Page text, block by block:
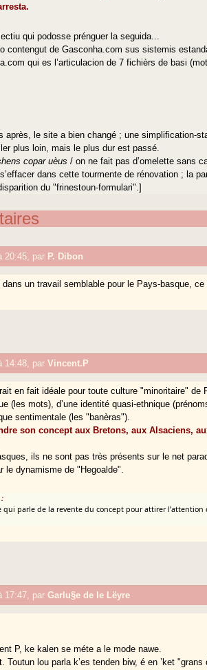
qui podosse prénguer la seguida...
contengut de Gasconha.com sus sistemis
qui es l’articulacion de 7 fichièrs de basi
après, le site a bien changé ; une simplification-
plus loin, mais le plus dur est passé.
copar uèus / on ne fait pas d’omelette sans
dans cette tourmente de rénovation ; la
du "frinestoun-formulari".]
20:45 par P. Dibon
dans un travail semblable pour le Pays-basque,
14:48 parVincent.P
en fait idéale pour toute culture "minoritaire" de
(les mots), d’une identité quasi-ethnique
sentimentale (les "banèras").
son concept aux Bretons, aux Alsaciens,
ils ne sont pas très présents sur le net
le dynamisme de "Hegoalde".
:
qui parle de la revente du concept pour attirer l’attention
17:47 parGarlu§e de le Lëyre
P, ke kalen se méte a le mode nawe.
Toutun lou parla k’es tenden biw, é en ’ket